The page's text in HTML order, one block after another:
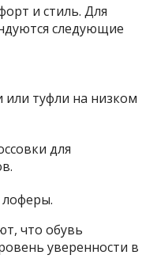
и стиль. Для
следующие
или туфли на низком
для
что обувь
уверенности в